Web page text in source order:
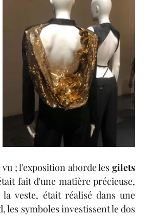
; l'exposition aborde les gilets
fait d'une matière précieuse,
veste, était réalisé dans une
les symboles investissent le dos